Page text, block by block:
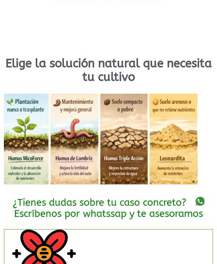
Elige la solución natural que necesita
tu cultivo
¿Tienes dudas sobre tu caso concreto?
Escríbenos por whatssap y te asesoramos